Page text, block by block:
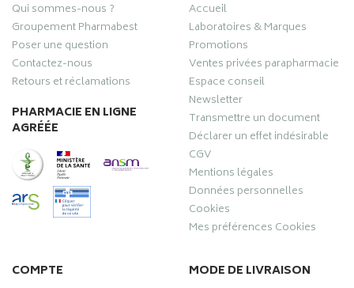
Qui sommes-nous ?
Groupement Pharmabest
Poser une question
Contactez-nous
Retours et réclamations
PHARMACIE EN LIGNE
AGRÉÉE
Accueil
Laboratoires & Marques
Promotions
Ventes privées parapharmacie
Espace conseil
Newsletter
Transmettre un document
Déclarer un effet indésirable
CGV
Mentions légales
Données personnelles
Cookies
Mes préférences Cookies
COMPTE MODE DE LIVRAISON